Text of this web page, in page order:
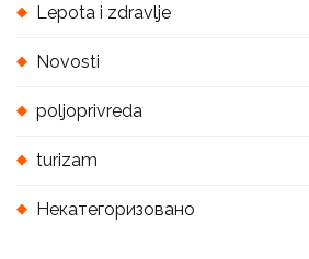
Lepota i zdravlje
Novosti
poljoprivreda
turizam
Некатегоризовано